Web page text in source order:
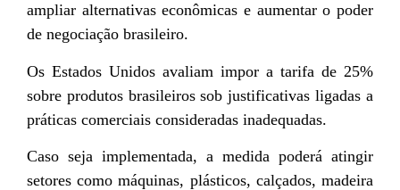
ampliar alternativas econômicas e aumentar o poder
de negociação brasileiro.
Os Estados Unidos avaliam impor a tarifa de 25%
sobre produtos brasileiros sob justificativas ligadas a
práticas comerciais consideradas inadequadas.
Caso seja implementada, a medida poderá atingir
setores como máquinas, plásticos, calçados, madeira